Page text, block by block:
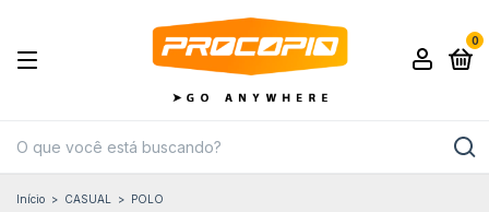
0
Início > CASUAL > POLO